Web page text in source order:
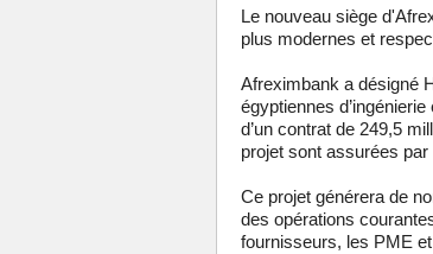
Le nouveau siège
plus modernes et
Afreximbank a désigné
égyptiennes
d’un contrat de 249,5
projet sont assurées
Ce projet générera de
des opérations
fournisseurs, les PME